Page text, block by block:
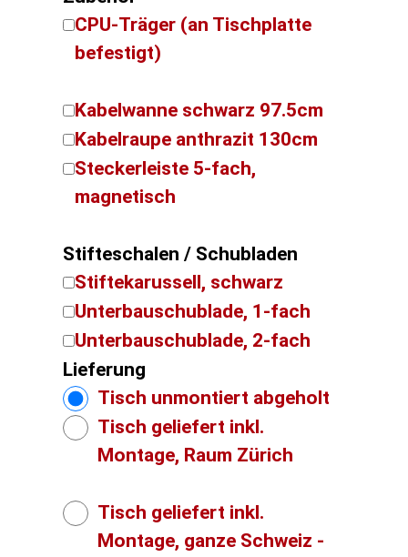
CPU-Träger (an Tischplatte
befestigt)
Kabelwanne schwarz 97.5cm
Kabelraupe anthrazit 130cm
Steckerleiste 5-fach,
magnetisch
Stifteschalen / Schubladen
Stiftekarussell, schwarz
Unterbauschublade, 1-fach
Unterbauschublade, 2-fach
Lieferung
Tisch unmontiert abgeholt
Tisch geliefert inkl.
Montage, Raum Zürich
Tisch geliefert inkl.
Montage, ganze Schweiz -